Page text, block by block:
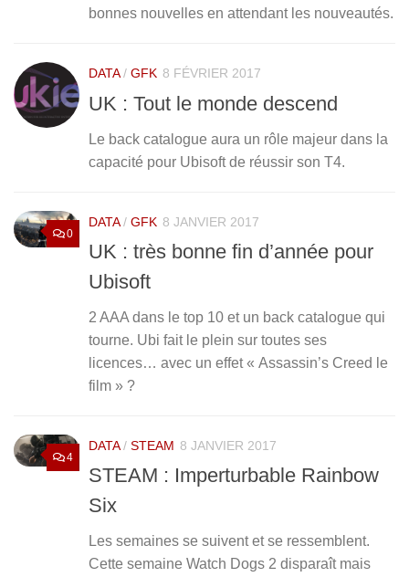
bonnes nouvelles en attendant les nouveautés.
DATA/ GFK 8 FÉVRIER 2017
UK : Tout le monde descend
Le back catalogue aura un rôle majeur dans la
capacité pour Ubisoft de réussir son T4.
0
DATA/ GFK 8 JANVIER 2017
UK : très bonne fin d’année pour
Ubisoft
2 AAA dans le top 10 et un back catalogue qui
tourne. Ubi fait le plein sur toutes ses
licences… avec un effet « Assassin’s Creed le
film » ?
4
DATA/ STEAM 8 JANVIER 2017
STEAM : Imperturbable Rainbow
Six
Les semaines se suivent et se ressemblent.
Cette semaine Watch Dogs 2 disparaît mais